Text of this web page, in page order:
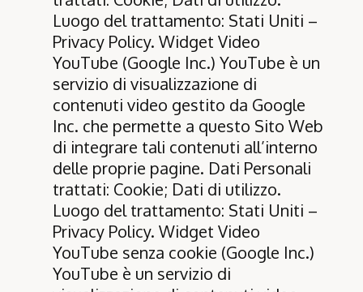
Luogo del trattamento: Stati Uniti –
Privacy Policy. Widget Video
YouTube (Google Inc.) YouTube è un
servizio di visualizzazione di
contenuti video gestito da Google
Inc. che permette a questo Sito Web
di integrare tali contenuti all’interno
delle proprie pagine. Dati Personali
trattati: Cookie; Dati di utilizzo.
Luogo del trattamento: Stati Uniti –
Privacy Policy. Widget Video
YouTube senza cookie (Google Inc.)
YouTube è un servizio di